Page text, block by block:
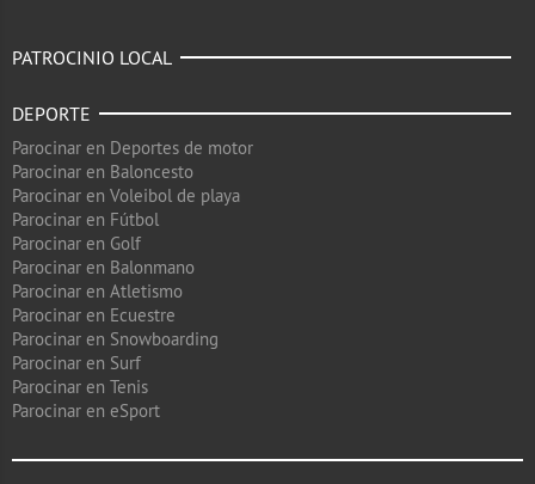
PATROCINIO LOCAL
DEPORTE
Parocinar en Deportes de motor
Parocinar en Baloncesto
Parocinar en Voleibol de playa
Parocinar en Fútbol
Parocinar en Golf
Parocinar en Balonmano
Parocinar en Atletismo
Parocinar en Ecuestre
Parocinar en Snowboarding
Parocinar en Surf
Parocinar en Tenis
Parocinar en eSport